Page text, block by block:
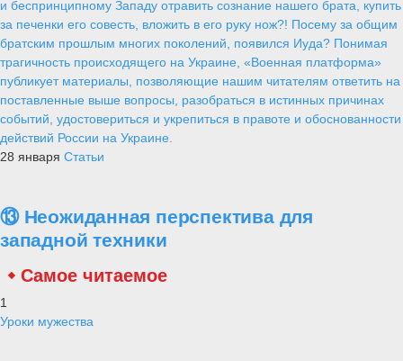
и беспринципному Западу отравить сознание нашего брата, купить
за печенки его совесть, вложить в его руку нож?! Посему за общим
братским прошлым многих поколений, появился Иуда? Понимая
трагичность происходящего на Украине, «Военная платформа»
публикует материалы, позволяющие нашим читателям ответить на
поставленные выше вопросы, разобраться в истинных причинах
событий, удостовериться и укрепиться в правоте и обоснованности
действий России на Украине.
28 января Статьи
⑬ Неожиданная перспектива для
западной техники
Самое читаемое
1
Уроки мужества